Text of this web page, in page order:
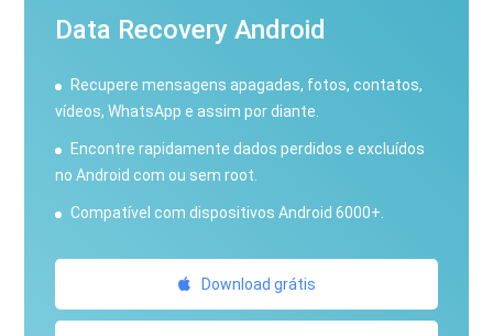
Data Recovery Android
Recupere mensagens apagadas, fotos, contatos,
vídeos, WhatsApp e assim por diante.
Encontre rapidamente dados perdidos e excluídos
no Android com ou sem root.
Compatível com dispositivos Android 6000+.
Download grátis